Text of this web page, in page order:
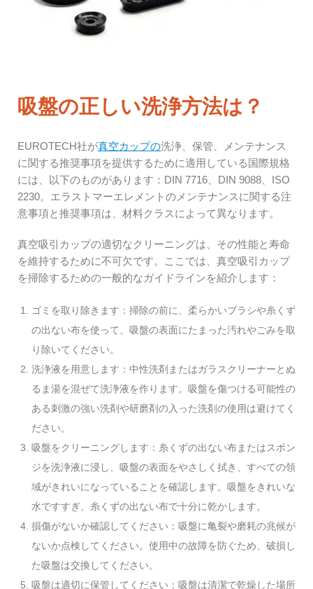
吸盤の正しい洗浄方法は？
EUROTECH社が真空カップの洗浄、保管、メンテナンス
に関する推奨事項を提供するために適用している国際規格
には、以下のものがあります：DIN 7716、DIN 9088、ISO
2230。エラストマーエレメントのメンテナンスに関する注
意事項と推奨事項は、材料クラスによって異なります。
真空吸引カップの適切なクリーニングは、その性能と寿命
を維持するために不可欠です。ここでは、真空吸引カップ
を掃除するための一般的なガイドラインを紹介します：
ゴミを取り除きます：掃除の前に、柔らかいブラシや糸くず
の出ない布を使って、吸盤の表面にたまった汚れやごみを取
り除いてください。
洗浄液を用意します：中性洗剤またはガラスクリーナーとぬ
るま湯を混ぜて洗浄液を作ります。吸盤を傷つける可能性の
ある刺激の強い洗剤や研磨剤の入った洗剤の使用は避けてく
ださい。
吸盤をクリーニングします：糸くずの出ない布またはスポン
ジを洗浄液に浸し、吸盤の表面をやさしく拭き、すべての領
域がきれいになっていることを確認します。吸盤をきれいな
水ですすぎ、糸くずの出ない布で十分に乾かします。
損傷がないか確認してください：吸盤に亀裂や磨耗の兆候が
ないか点検してください。使用中の故障を防ぐため、破損し
た吸盤は交換してください。
吸盤は適切に保管してください：吸盤は清潔で乾燥した場所